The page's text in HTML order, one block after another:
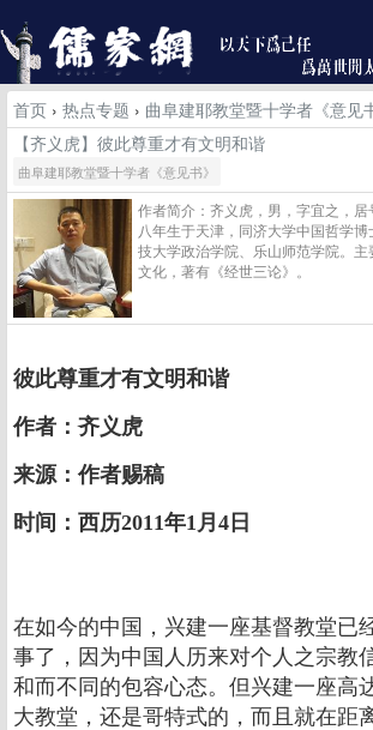
首页 › 热点专题 › 曲阜建耶教堂暨十学者《意见
【齐义虎】彼此尊重才有文明和谐
曲阜建耶教堂暨十学者《意见书》
作者简介：齐义虎，男，字宜之，
八年生于天津，同济大学中国哲学
技大学政治学院、乐山师范学院。
文化，著有《经世三论》。
彼此尊重才有文明和谐
作者：齐义虎
来源：作者赐稿
时间：西历2011年1月4日
在如今的中国，兴建一座基督教堂已
事了，因为中国人历来对个人之宗教
和而不同的包容心态。但兴建一座高
大教堂，还是哥特式的，而且就在距